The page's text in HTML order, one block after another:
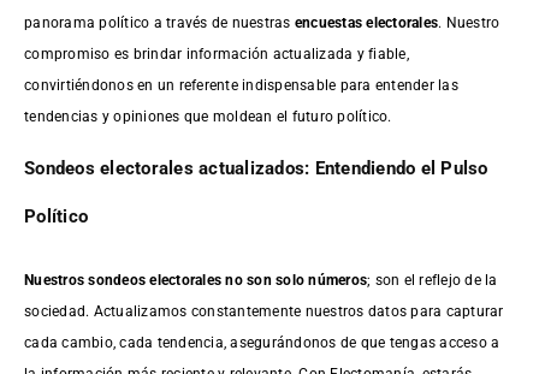
panorama político a través de nuestras encuestas electorales. Nuestro
compromiso es brindar información actualizada y fiable,
convirtiéndonos en un referente indispensable para entender las
tendencias y opiniones que moldean el futuro político.
Sondeos electorales actualizados: Entendiendo el Pulso
Político
Nuestros sondeos electorales no son solo números; son el reflejo de la
sociedad. Actualizamos constantemente nuestros datos para capturar
cada cambio, cada tendencia, asegurándonos de que tengas acceso a